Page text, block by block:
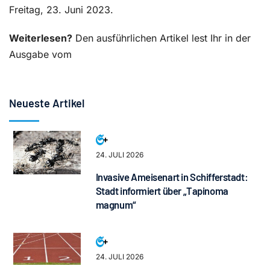
Freitag, 23. Juni 2023.
Weiterlesen? Den ausführlichen Artikel lest Ihr in der
Ausgabe vom
Neueste Artikel
24. JULI 2026
Invasive Ameisenart in Schifferstadt:
Stadt informiert über „Tapinoma
magnum“
24. JULI 2026